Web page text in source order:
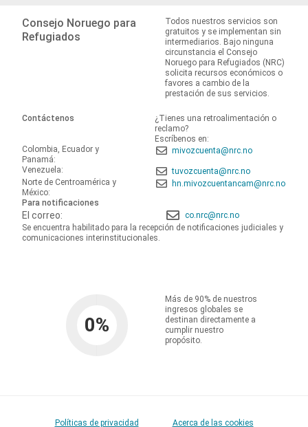
Consejo Noruego para
Refugiados
Todos nuestros servicios son
gratuitos y se implementan sin
intermediarios. Bajo ninguna
circunstancia el Consejo
Noruego para Refugiados (NRC)
solicita recursos económicos o
favores a cambio de la
prestación de sus servicios.
Contáctenos
¿Tienes una retroalimentación o
reclamo?
Escríbenos en:
Colombia, Ecuador y
Panamá:
mivozcuenta@nrc.no
Venezuela:
tuvozcuenta@nrc.no
Norte de Centroamérica y
México:
hn.mivozcuentancam@nrc.no
Para notificaciones
El correo:
co.nrc@nrc.no
Se encuentra habilitado para la recepción de notificaciones judiciales y
comunicaciones interinstitucionales.
0%
Más de 90% de nuestros
ingresos globales se
destinan directamente a
cumplir nuestro
propósito.
Políticas de privacidad Acerca de las cookies